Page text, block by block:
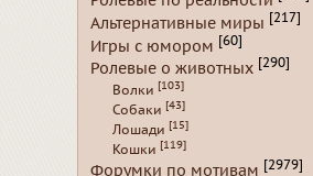
Альтернативные миры [217]
Игры с юмором [60]
Ролевые о животных [290]
Волки [103]
Собаки [43]
Лошади [15]
Кошки [119]
Форумки по мотивам [2979]